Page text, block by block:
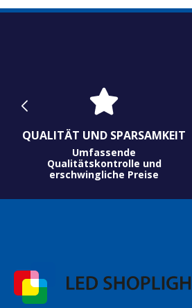
QUALITÄT UND SPARSAMKEIT
Umfassende
Qualitätskontrolle und
erschwingliche Preise